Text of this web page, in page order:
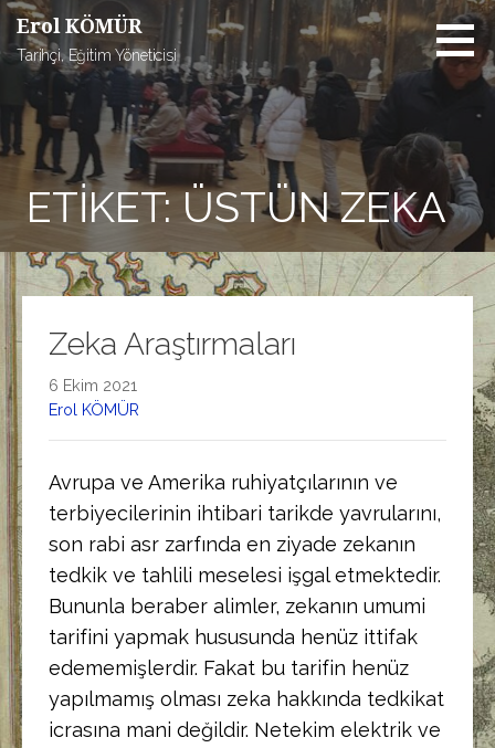
İçeriğe
atla
Erol KÖMÜR
Tarihçi, Eğitim Yöneticisi
ETIKET: ÜSTÜN ZEKA
Zeka Araştırmaları
6 Ekim 2021
Erol KÖMÜR
Avrupa ve Amerika ruhiyatçılarının ve
terbiyecilerinin ihtibari tarikde yavrularını,
son rabi asr zarfında en ziyade zekanın
tedkik ve tahlili meselesi işgal etmektedir.
Bununla beraber alimler, zekanın umumi
tarifini yapmak hususunda henüz ittifak
edememişlerdir. Fakat bu tarifin henüz
yapılmamış olması zeka hakkında tedkikat
icrasına mani değildir. Netekim elektrik ve